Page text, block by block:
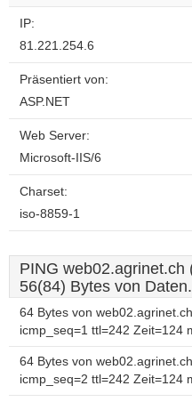
IP:
81.221.254.6
Präsentiert von:
ASP.NET
Web Server:
Microsoft-IIS/6
Charset:
iso-8859-1
PING web02.agrinet.ch
56(84) Bytes von Daten.
64 Bytes von
icmp_seq=1 ttl=242 Zeit=124
64 Bytes von
icmp_seq=2 ttl=242 Zeit=124